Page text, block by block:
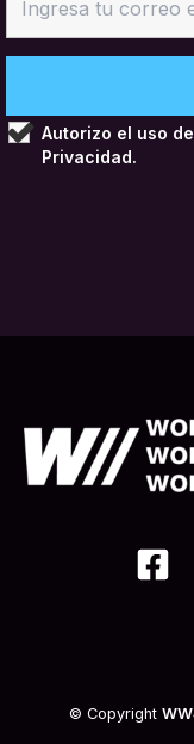
Autorizo el uso
Privacidad.
© Copyright